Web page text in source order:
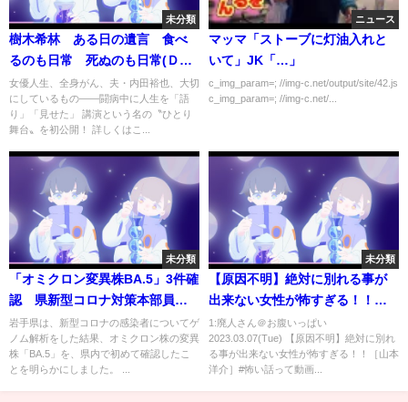
未分類
樹木希林 ある日の遺言 食べ
るのも日常 死ぬのも日常(ＤＶ
Ｄブック)
女優人生、全身がん、夫・内田裕也、大切
にしているもの――闘病中に人生を「語
り」「見せた」 講演という名の〝ひとり
舞台〟を初公開！ 詳しくはこ...
ニュース
マッマ「ストーブに灯油入れと
いて」JK「…」
c_img_param=; //img-c.net/output/site/42.js
c_img_param=; //img-c.net/...
未分類
「オミクロン変異株BA.5」3件確
認 県新型コロナ対策本部員会
議【岩手】
岩手県は、新型コロナの感染者についてゲ
ノム解析をした結果、オミクロン株の変異
株「BA.5」を、県内で初めて確認したこ
とを明らかにしました。 ...
未分類
【原因不明】絶対に別れる事が
出来ない女性が怖すぎる！！
［山本洋介］#怖い話
1:廃人さん＠お腹いっぱい
2023.03.07(Tue) 【原因不明】絶対に別れ
る事が出来ない女性が怖すぎる！！［山本
洋介］#怖い話って動画...